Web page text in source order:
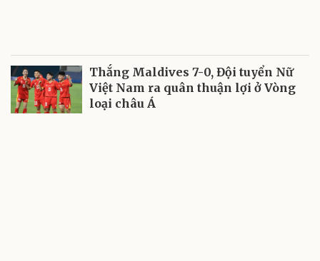
Thắng Maldives 7-0, Đội tuyển Nữ
Việt Nam ra quân thuận lợi ở Vòng
loại châu Á